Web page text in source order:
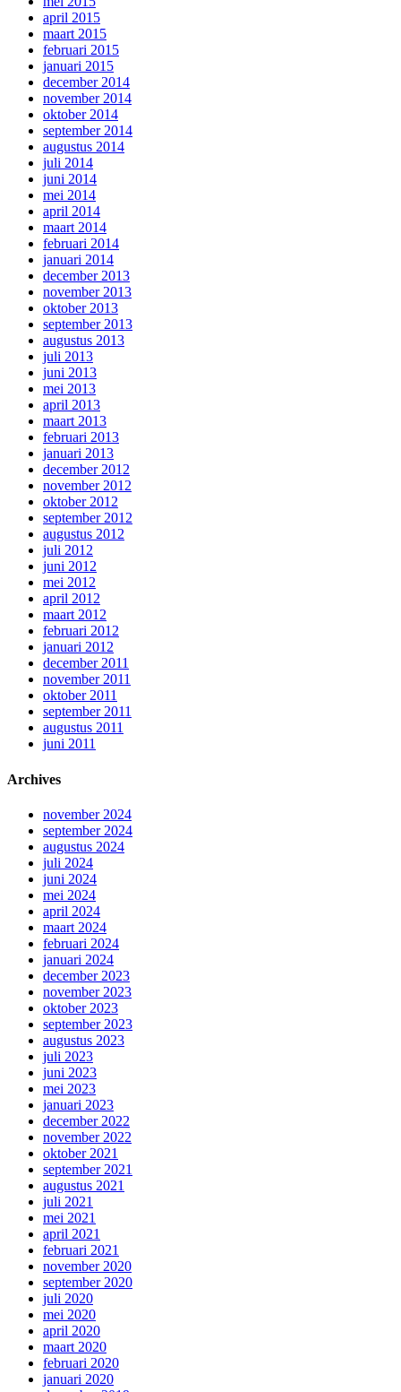
april 2015
maart 2015
februari 2015
januari 2015
december 2014
november 2014
oktober 2014
september 2014
augustus 2014
juli 2014
juni 2014
mei 2014
april 2014
maart 2014
februari 2014
januari 2014
december 2013
november 2013
oktober 2013
september 2013
augustus 2013
juli 2013
juni 2013
mei 2013
april 2013
maart 2013
februari 2013
januari 2013
december 2012
november 2012
oktober 2012
september 2012
augustus 2012
juli 2012
juni 2012
mei 2012
april 2012
maart 2012
februari 2012
januari 2012
december 2011
november 2011
oktober 2011
september 2011
augustus 2011
juni 2011
Archives
november 2024
september 2024
augustus 2024
juli 2024
juni 2024
mei 2024
april 2024
maart 2024
februari 2024
januari 2024
december 2023
november 2023
oktober 2023
september 2023
augustus 2023
juli 2023
juni 2023
mei 2023
januari 2023
december 2022
november 2022
oktober 2021
september 2021
augustus 2021
juli 2021
mei 2021
april 2021
februari 2021
november 2020
september 2020
juli 2020
mei 2020
april 2020
maart 2020
februari 2020
januari 2020